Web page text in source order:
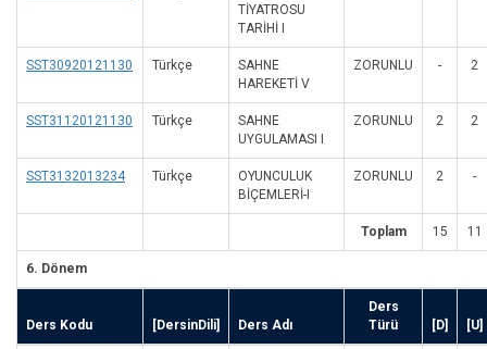
TİYATROSU
TARİHİ I
SST30920121130 Türkçe
SAHNE
HAREKETİ V
ZORUNLU - 2
SST31120121130 Türkçe
SAHNE
UYGULAMASI I
ZORUNLU 2 2
SST3132013234 Türkçe
OYUNCULUK
BİÇEMLERİ-I
ZORUNLU 2 -
Toplam 15 11
6. Dönem
Ders Kodu [DersinDili] Ders Adı
Ders
Türü
[D] [U]